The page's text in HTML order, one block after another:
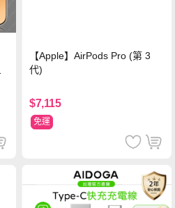
【Apple】AirPods Pro (第 3
代)
$7,115
免運